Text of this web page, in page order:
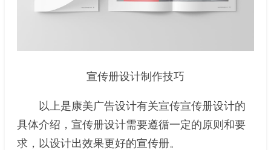
宣传册设计制作技巧
以上是康美广告设计有关宣传宣传册设计的
具体介绍，宣传册设计需要遵循一定的原则和要
求，以设计出效果更好的宣传册。